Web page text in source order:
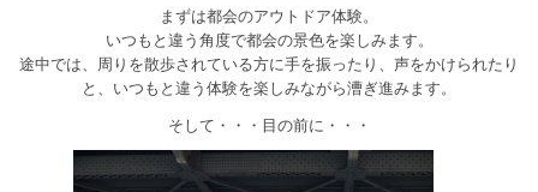
まずは都会のアウトドア体験。
いつもと違う角度で都会の景色を楽しみます。
途中では、周りを散歩されている方に手を振ったり、声をかけられたり
と、いつもと違う体験を楽しみながら漕ぎ進みます。
そして・・・目の前に・・・